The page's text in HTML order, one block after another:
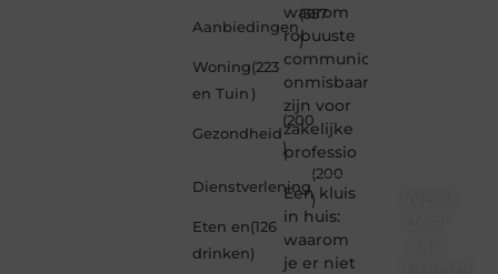
Aanbiedingen
(357
)
Woning
en Tuin
(223
)
Gezondheid
(200
)
Dienstverlening
(200
)
Eten en
drinken
(126
)
waarom
robuuste
communicatiemiddelen
onmisbaar
zijn voor
zakelijke
professio
Een kluis
in huis:
waarom
je er niet